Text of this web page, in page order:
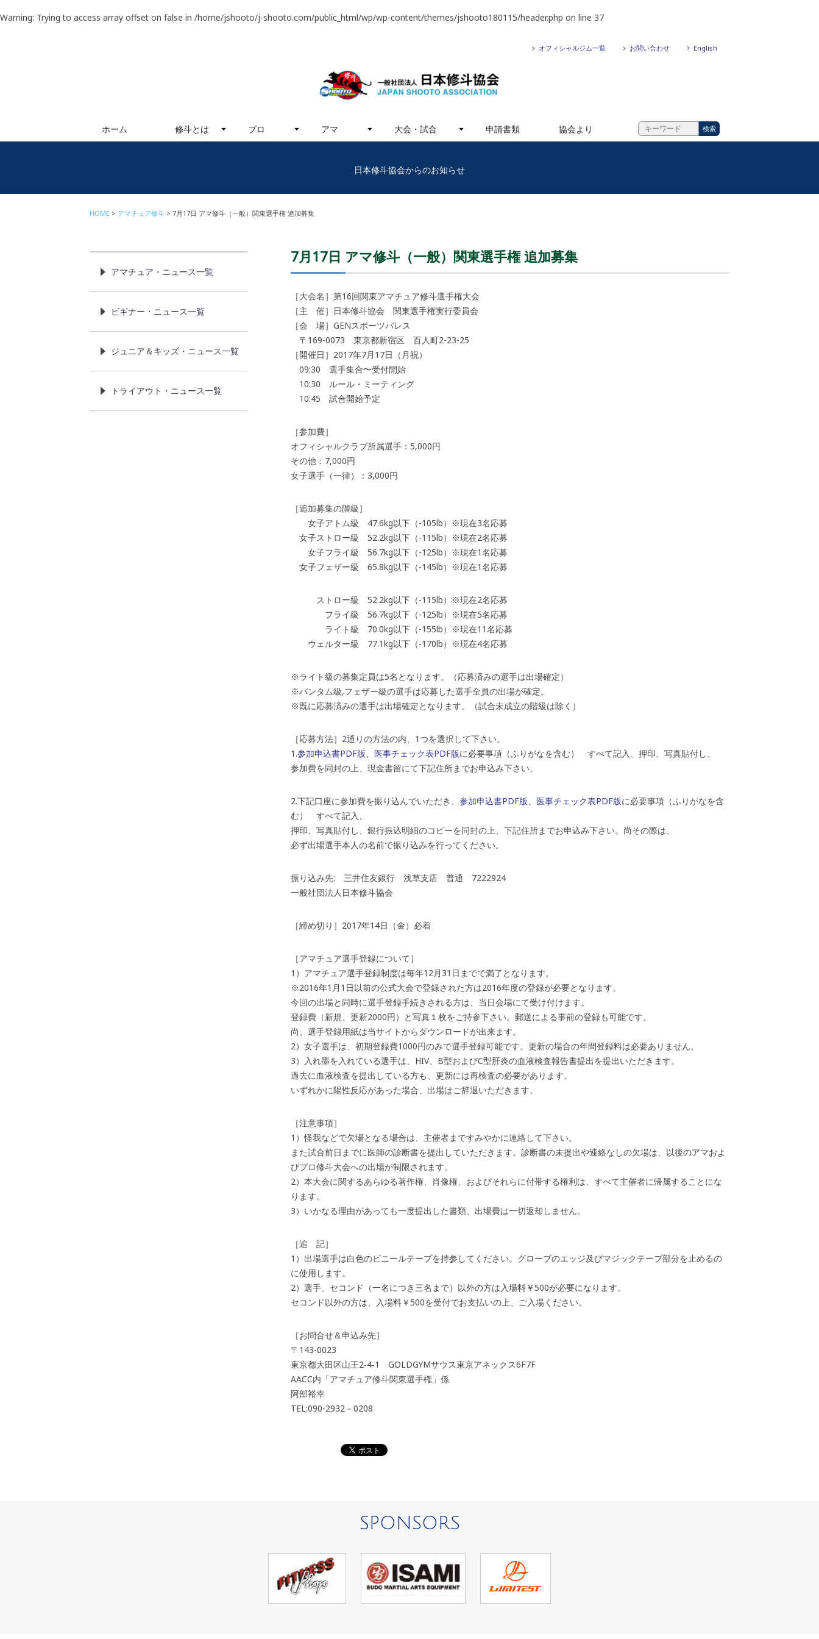
Warning: Trying to access array offset on false in /home/jshooto/j-shooto.com/public_html/wp/wp-content/themes/jshooto180115/header.php on line 37
オフィシャルジム一覧 お問い合わせ English
ホーム 修斗とは プロ アマ 大会・試合 申請書類 協会より
日本修斗協会からのお知らせ
HOME アマチュア修斗 7月17日 アマ修斗（一般）関東選手権 追加募集
7月17日 アマ修斗（一般）関東選手権 追加募集
［大会名］第16回関東アマチュア修斗選手権大会
［主 催］日本修斗協会 関東選手権実行委員会
［会 場］GENスポーツパレス
〒169-0073 東京都新宿区 百人町2-23-25
［開催日］2017年7月17日（月祝）
09:30 選手集合〜受付開始
10:30 ルール・ミーティング
10:45 試合開始予定
［参加費］
オフィシャルクラブ所属選手：5,000円
その他：7,000円
女子選手（一律）：3,000円
［追加募集の階級］
女子アトム級 47.6kg以下（-105lb）※現在3名応募
女子ストロー級 52.2kg以下（-115lb）※現在2名応募
女子フライ級 56.7kg以下（-125lb）※現在1名応募
女子フェザー級 65.8kg以下（-145lb）※現在1名応募
ストロー級 52.2kg以下（-115lb）※現在2名応募
フライ級 56.7kg以下（-125lb）※現在5名応募
ライト級 70.0kg以下（-155lb）※現在11名応募
ウェルター級 77.1kg以下（-170lb）※現在4名応募
※ライト級の募集定員は5名となります。（応募済みの選手は出場確定）
※バンタム級,フェザー級の選手は応募した選手全員の出場が確定。
※既に応募済みの選手は出場確定となります。（試合未成立の階級は除く）
［応募方法］2通りの方法の内、1つを選択して下さい。
1.参加申込書PDF版、 医事チェック表PDF版に必要事項（ふりがなを含む） すべて記入、押印、写真貼付し、
参加費を同封の上、現金書留にて下記住所までお申込み下さい。
2.下記口座に参加費を振り込んでいただき、 参加申込書PDF版、 医事チェック表PDF版に必要事項（ふりがなを含
む） すべて記入、
押印、写真貼付し、銀行振込明細のコピーを同封の上、下記住所までお申込み下さい。尚その際は、
必ず出場選手本人の名前で振り込みを行ってください。
振り込み先: 三井住友銀行 浅草支店 普通 7222924
一般社団法人日本修斗協会
［締め切り］2017年14日（金）必着
［アマチュア選手登録について］
1）アマチュア選手登録制度は毎年12月31日までで満了となります。
※2016年1月1日以前の公式大会で登録された方は2016年度の登録が必要となります。
今回の出場と同時に選手登録手続きされる方は、当日会場にて受け付けます。
登録費（新規、更新2000円）と写真１枚をご持参下さい。郵送による事前の登録も可能です。
尚、選手登録用紙は当サイトからダウンロードが出来ます。
2）女子選手は、初期登録費1000円のみで選手登録可能です。更新の場合の年間登録料は必要ありません。
3）入れ墨を入れている選手は、HIV、B型およびC型肝炎の血液検査報告書提出を提出いただきます。
過去に血液検査を提出している方も、更新には再検査の必要があります。
いずれかに陽性反応があった場合、出場はご辞退いただきます。
［注意事項］
1）怪我などで欠場となる場合は、主催者まですみやかに連絡して下さい。
また試合前日までに医師の診断書を提出していただきます。診断書の未提出や連絡なしの欠場は、以後のアマおよ
びプロ修斗大会への出場が制限されます。
2）本大会に関するあらゆる著作権、肖像権、およびそれらに付帯する権利は、すべて主催者に帰属することにな
ります。
3）いかなる理由があっても一度提出した書類、出場費は一切返却しません。
［追 記］
1）出場選手は白色のビニールテープを持参してください。グローブのエッジ及びマジックテープ部分を止めるの
に使用します。
2）選手、セコンド（一名につき三名まで）以外の方は入場料￥500が必要になります。
セコンド以外の方は、入場料￥500を受付でお支払いの上、ご入場ください。
［お問合せ＆申込み先］
〒143-0023
東京都大田区山王2‐4‐1 GOLDGYMサウス東京アネックス6F7F
AACC内「アマチュア修斗関東選手権」係
阿部裕幸
TEL:090-2932－0208
アマチュア・ニュース一覧
ビギナー・ニュース一覧
ジュニア＆キッズ・ニュース一覧
トライアウト・ニュース一覧
SPONSORS